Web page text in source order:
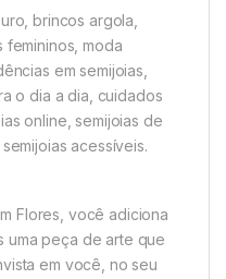
brincos argola,
moda
em semijoias,
o dia a dia, cuidados
online, semijoias de
acessíveis.
Flores, você adiciona
uma peça de arte que
em você, no seu